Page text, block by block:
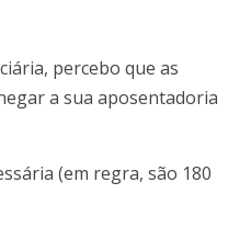
percebo que as
a sua aposentadoria
(em regra, são 180